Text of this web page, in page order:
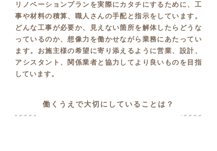
リノベーションプランを実際にカタチにするために、工
事や材料の積算、職人さんの手配と指示をしています。
どんな工事が必要か、見えない箇所を解体したらどうな
っているのか、想像力を働かせながら業務にあたってい
ます。お施主様の希望に寄り添えるように営業、設計、
アシスタント、関係業者と協力してより良いものを目指
しています。
働くうえで大切にしていることは？